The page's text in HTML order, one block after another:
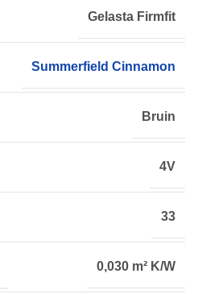
Gelasta Firmfit
Summerfield Cinnamon
Bruin
4V
33
0,030 m² K/W